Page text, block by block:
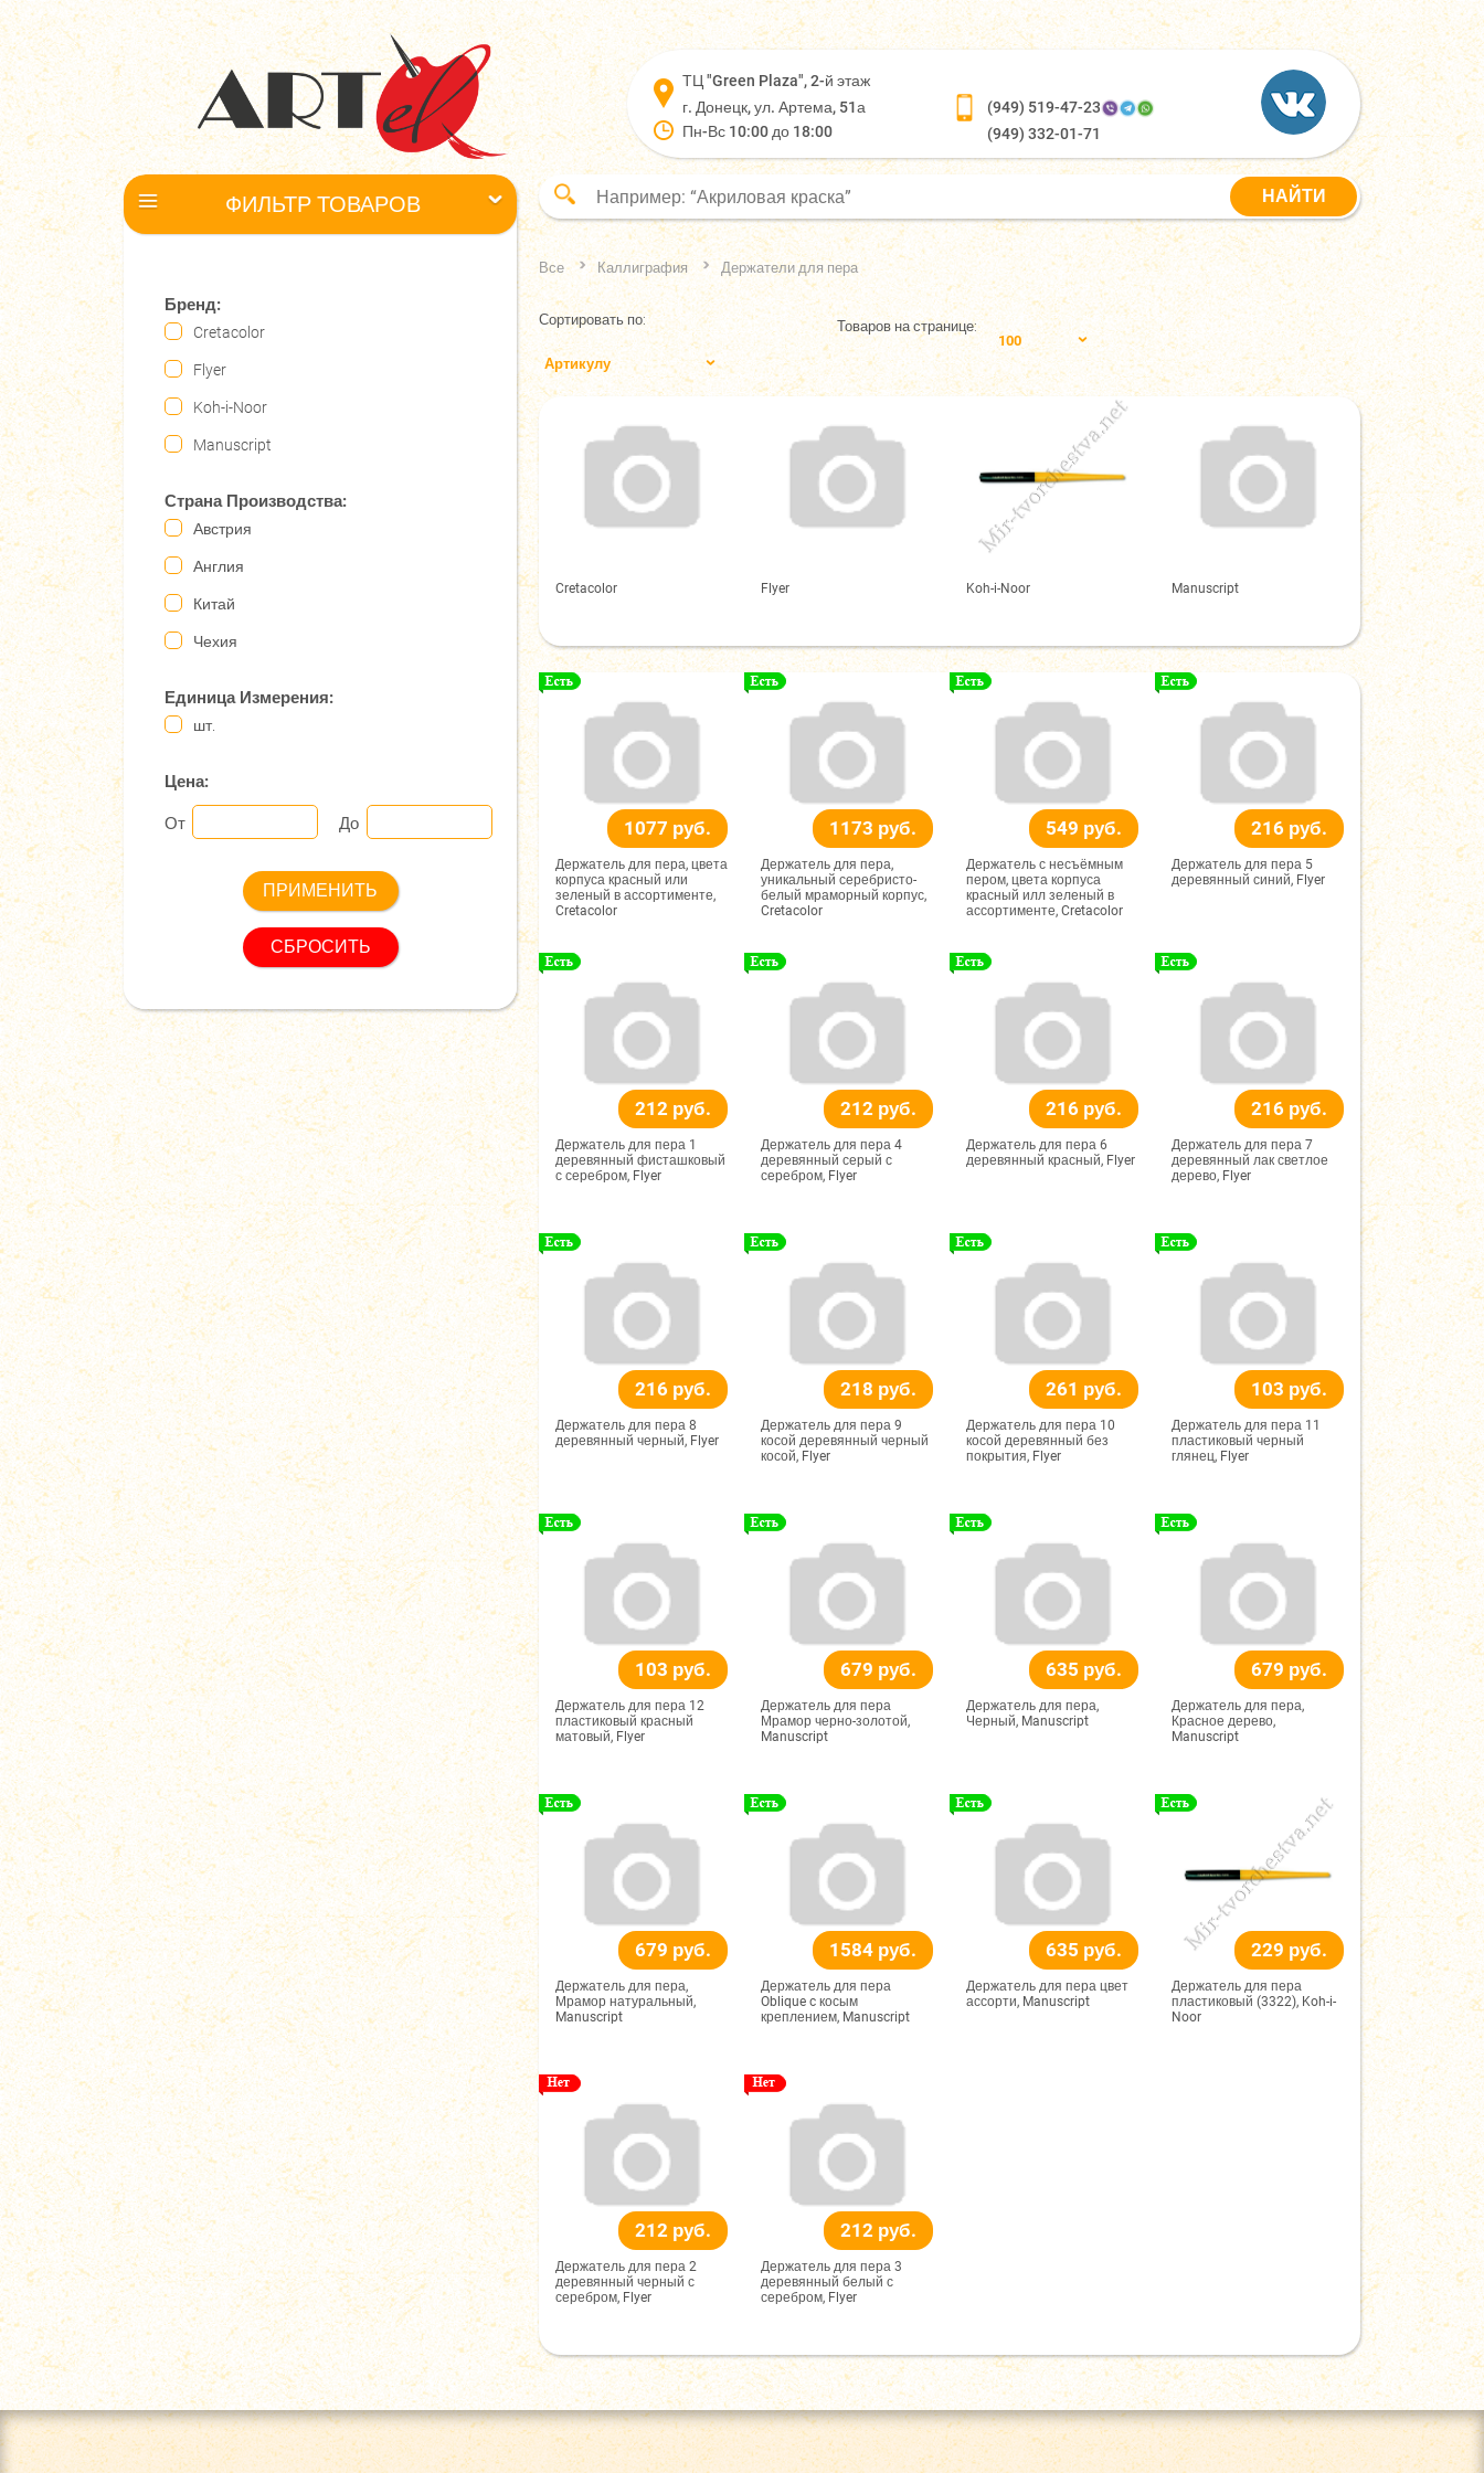
ТЦ "Green Plaza", 2-й этаж
г. Донецк, ул. Артема, 51а
Пн-Вс 10:00 до 18:00
(949) 519-47-23
(949) 332-01-71
ФИЛЬТР ТОВАРОВ
Бренд:
Cretacolor
Flyer
Koh-i-Noor
Manuscript
Страна Производства:
Австрия
Англия
Китай
Чехия
Единица Измерения:
шт.
Цена:
От До
СБРОСИТЬ
Все Каллиграфия Держатели для пера
Сортировать по:
Артикулу
Товаров на странице:
100
Cretacolor Flyer Koh-i-Noor Manuscript
1077 руб.
Держатель для пера, цвета
корпуса красный или
зеленый в ассортименте,
Cretacolor
1173 руб.
Держатель для пера,
уникальный серебристо-
белый мраморный корпус,
Cretacolor
549 руб.
Держатель с несъёмным
пером, цвета корпуса
красный илл зеленый в
ассортименте, Cretacolor
216 руб.
Держатель для пера 5
деревянный синий, Flyer
212 руб.
Держатель для пера 1
деревянный фисташковый
с серебром, Flyer
212 руб.
Держатель для пера 4
деревянный серый с
серебром, Flyer
216 руб.
Держатель для пера 6
деревянный красный, Flyer
216 руб.
Держатель для пера 7
деревянный лак светлое
дерево, Flyer
216 руб.
Держатель для пера 8
деревянный черный, Flyer
218 руб.
Держатель для пера 9
косой деревянный черный
косой, Flyer
261 руб.
Держатель для пера 10
косой деревянный без
покрытия, Flyer
103 руб.
Держатель для пера 11
пластиковый черный
глянец, Flyer
103 руб.
Держатель для пера 12
пластиковый красный
матовый, Flyer
679 руб.
Держатель для пера
Мрамор черно-золотой,
Manuscript
635 руб.
Держатель для пера,
Черный, Manuscript
679 руб.
Держатель для пера,
Красное дерево,
Manuscript
679 руб.
Держатель для пера,
Мрамор натуральный,
Manuscript
1584 руб.
Держатель для пера
Oblique c косым
креплением, Manuscript
635 руб.
Держатель для пера цвет
ассорти, Manuscript
229 руб.
Держатель для пера
пластиковый (3322), Koh-i-
Noor
212 руб.
Держатель для пера 2
деревянный черный с
серебром, Flyer
212 руб.
Держатель для пера 3
деревянный белый с
серебром, Flyer